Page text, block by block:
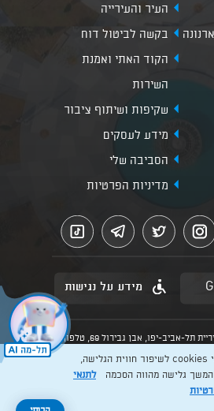
העיר והעירייה
בקשה לביטול דוח
הקוד האתי ואמנת
השירות
שקיפות ושיתוף ציבור
מידע לעסקים
הסביבה שלי
מדיניות הפרטיות
מידע על נגישות
כל הזכויות שמורות לעיריית תל-אביב-יפו, אבן גבירול 69, טלפון:
בהוראות הדין הרלוונטיות כפי שתהיינה
בתוקף מעת לעת
Created by: Layer.
אנו משתמשים בקבצי cookies לשיפור חווית הגלישה,
המשך גלישה מהווה הסכמהלתנאי